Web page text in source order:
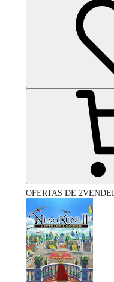
OFERTAS DE